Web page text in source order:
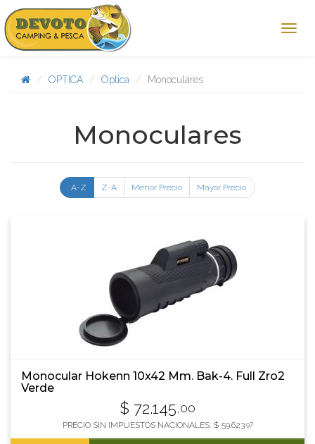
OPTICA Optica Monoculares
Monoculares
A-Z Z-A Menor Precio Mayor Precio
Monocular Hokenn 10x42 Mm. Bak-4. Full Zro2
Verde
$ 72.145,00
PRECIO SIN IMPUESTOS NACIONALES: $ 59.623,97